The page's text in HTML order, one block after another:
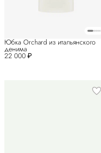
22 000 ₽
Юбка Orchard из итальянского
денима